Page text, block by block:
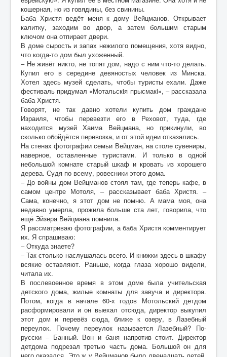
кошерная, но из говядины, без свинины.
Баба Христя ведёт меня к дому Вейцманов. Открывает
калитку, заходим во двор, а затем большим старым
ключом она отпирает двери.
В доме сырость и запах нежилого помещения, хотя видно,
что когда-то дом был ухоженный.
– Не живёт никто, не топят дом, надо с ним что-то делать.
Купил его в середине девяностых человек из Минска.
Хотел здесь музей сделать, чтобы туристы ехали. Даже
фестиваль придумал «Мотальскiя прысмакi», – рассказала
баба Христя.
Говорят, не так давно хотели купить дом граждане
Израиля, чтобы перевезти его в Реховот, туда, где
находится музей Хаима Вейцмана, но прикинули, во
сколько обойдётся перевозка, и от этой идеи отказались.
На стенах фотографии семьи Вейцман, на столе сувениры,
наверное, оставленные туристами. И только в одной
небольшой комнате старый шкаф и кровать из хорошего
дерева. Судя по всему, ровесники этого дома.
– До войны дом Вейцманов стоял там, где теперь кафе, в
самом центре Мотоля, – рассказывает баба Христя. –
Сама, конечно, я этот дом не помню. А мама моя, она
недавно умерла, прожила больше ста лет, говорила, что
ещё Эйзера Вейцмана помнила.
Я рассматриваю фотографии, а баба Христя комментирует
их. Я спрашиваю:
– Откуда знаете?
– Так столько наслушалась всего. И книжки здесь в шкафу
всякие оставляют. Раньше, когда глаза хорошо видели,
читала их.
В послевоенное время в этом доме была учительская
детского дома, жилые комнаты для завуча и директора.
Потом, когда в начале 60-х годов Мотольский детдом
расформировали и он выехал отсюда, директор выкупил
этот дом и перевёз сюда, ближе к озеру, в Лазебный
переулок. Почему переулок называется Лазебный? По-
русски – Банный. Вон и баня напротив стоит. Директор
детдома подрезал третью часть дома. Большой он для